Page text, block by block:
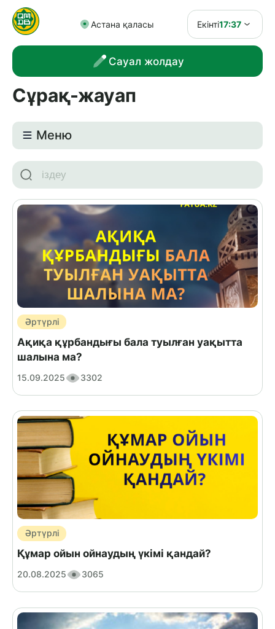
Астана қаласы Екінті17:37
Сауал жолдау
Сұрақ-жауап
Meню
Әртүрлі
Ақиқа құрбандығы бала туылған уақытта
шалына ма?
15.09.2025 3302
Әртүрлі
Құмар ойын ойнаудың үкімі қандай?
20.08.2025 3065